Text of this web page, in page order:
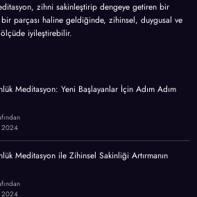
zihni sakinleştirip dengeye getiren bir
bir parçası haline geldiğinde, zihinsel, duygusal ve
ölçüde iyileştirebilir.
Meditasyon: Yeni Başlayanlar İçin Adım Adım
2024
Meditasyon ile Zihinsel Sakinliği Artırmanın
2024